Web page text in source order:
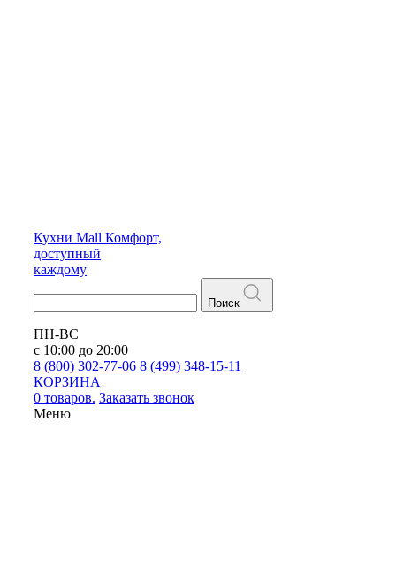
Кухни Mall Комфорт,
доступный
каждому
Поиск
ПН-ВС
с 10:00 до 20:00
8 (800) 302-77-06 8 (499) 348-15-11
КОРЗИНА
0 товаров. Заказать звонок
Меню